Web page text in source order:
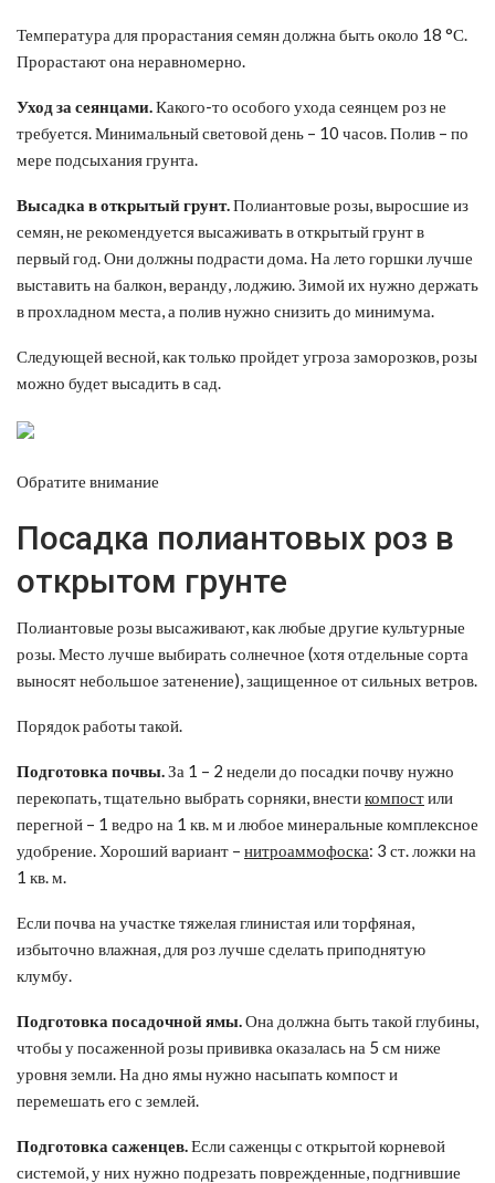
Температура для прорастания семян должна быть около 18 °С.
Прорастают она неравномерно.
Уход за сеянцами.Какого-то особого ухода сеянцем роз не
требуется. Минимальный световой день – 10 часов. Полив – по
мере подсыхания грунта.
Высадка в открытый грунт.Полиантовые розы, выросшие из
семян, не рекомендуется высаживать в открытый грунт в
первый год. Они должны подрасти дома. На лето горшки лучше
выставить на балкон, веранду, лоджию. Зимой их нужно держать
в прохладном места, а полив нужно снизить до минимума.
Следующей весной, как только пройдет угроза заморозков, розы
можно будет высадить в сад.
Обратите внимание
Посадка полиантовых роз в
открытом грунте
Полиантовые розы высаживают, как любые другие культурные
розы. Место лучше выбирать солнечное (хотя отдельные сорта
выносят небольшое затенение), защищенное от сильных ветров.
Порядок работы такой.
Подготовка почвы.За 1 – 2 недели до посадки почву нужно
перекопать, тщательно выбрать сорняки, внестикомпостили
перегной – 1 ведро на 1 кв. м и любое минеральные комплексное
удобрение. Хороший вариант – нитроаммофоска: 3 ст. ложки на
1 кв. м.
Если почва на участке тяжелая глинистая или торфяная,
избыточно влажная, для роз лучше сделать приподнятую
клумбу.
Подготовка посадочнойямы.Она должна быть такой глубины,
чтобы у посаженной розы прививка оказалась на 5 см ниже
уровня земли. На дно ямы нужно насыпать компост и
перемешать его с землей.
Подготовка саженцев.Если саженцы с открытой корневой
системой, у них нужно подрезать поврежденные, подгнившие